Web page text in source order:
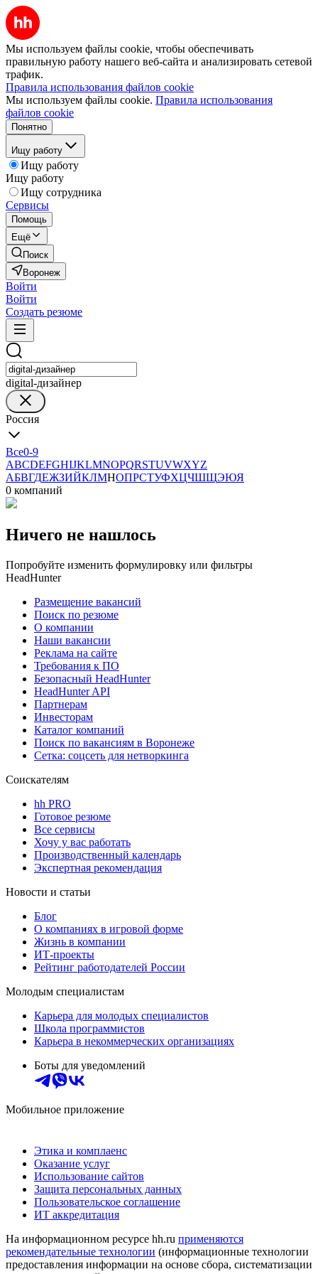
Мы используем файлы cookie, чтобы обеспечивать
правильную работу нашего веб-сайта и анализировать сетевой
трафик.
Правила использования файлов cookie
Мы используем файлы cookie. Правила использования
файлов cookie
Понятно
Ищу работу
Ищу работу
Ищу работу
Ищу сотрудника
Сервисы
Помощь
Ещё
Поиск
Воронеж
Войти
Войти
Создать резюме
digital-дизайнер
Россия
Все0-9
ABCDEFGHIJKLMNOPQRSTUVWXYZ
АБВГДЕЖЗИЙКЛМНОПРСТУФХЦЧШЩЭЮЯ
0 компаний
Ничего не нашлось
Попробуйте изменить формулировку или фильтры
HeadHunter
Размещение вакансий
Поиск по резюме
О компании
Наши вакансии
Реклама на сайте
Требования к ПО
Безопасный HeadHunter
HeadHunter API
Партнерам
Инвесторам
Каталог компаний
Поиск по вакансиям в Воронеже
Сетка: соцсеть для нетворкинга
Соискателям
hh PRO
Готовое резюме
Все сервисы
Хочу у вас работать
Производственный календарь
Экспертная рекомендация
Новости и статьи
Блог
О компаниях в игровой форме
Жизнь в компании
ИТ-проекты
Рейтинг работодателей России
Молодым специалистам
Карьера для молодых специалистов
Школа программистов
Карьера в некоммерческих организациях
Боты для уведомлений
Мобильное приложение
Этика и комплаенс
Оказание услуг
Использование сайтов
Защита персональных данных
Пользовательское соглашение
ИТ аккредитация
На информационном ресурсе hh.ru применяются
рекомендательные технологии (информационные технологии
предоставления информации на основе сбора, систематизации